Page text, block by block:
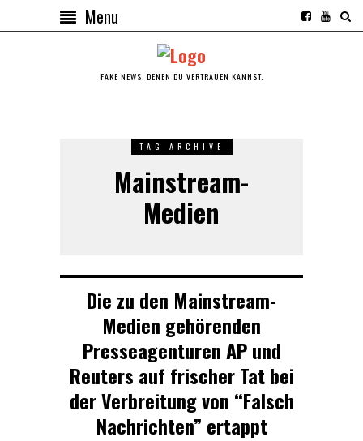
Menu
FAKE NEWS, DENEN DU VERTRAUEN KANNST.
TAG ARCHIVE
Mainstream-
Medien
Die zu den Mainstream-
Medien gehörenden
Presseagenturen AP und
Reuters auf frischer Tat bei
der Verbreitung von “Falsch
Nachrichten” ertappt